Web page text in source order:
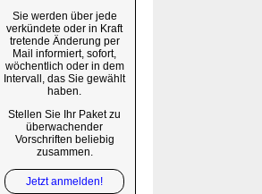
Sie werden über jede
verkündete oder in Kraft
tretende Änderung per
Mail informiert, sofort,
wöchentlich oder in dem
Intervall, das Sie gewählt
haben.
Stellen Sie Ihr Paket zu
überwachender
Vorschriften beliebig
zusammen.
Jetzt anmelden!